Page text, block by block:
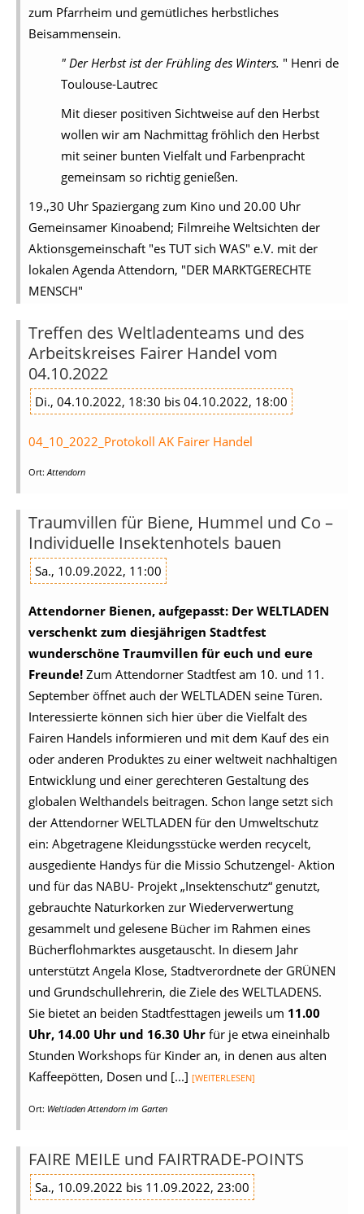
zum Pfarrheim und gemütliches herbstliches
Beisammensein.
" Der Herbst ist der Frühling des Winters. " Henri de
Toulouse-Lautrec
Mit dieser positiven Sichtweise auf den Herbst
wollen wir am Nachmittag fröhlich den Herbst
mit seiner bunten Vielfalt und Farbenpracht
gemeinsam so richtig genießen.
19.,30 Uhr Spaziergang zum Kino und 20.00 Uhr
Gemeinsamer Kinoabend; Filmreihe Weltsichten der
Aktionsgemeinschaft "es TUT sich WAS" e.V. mit der
lokalen Agenda Attendorn, "DER MARKTGERECHTE
MENSCH"
Treffen des Weltladenteams und des
Arbeitskreises Fairer Handel vom
04.10.2022
Di., 04.10.2022, 18:30 bis 04.10.2022, 18:00
04_10_2022_Protokoll AK Fairer Handel
Ort:Attendorn
Traumvillen für Biene, Hummel und Co –
Individuelle Insektenhotels bauen
Sa., 10.09.2022, 11:00
Attendorner Bienen, aufgepasst: Der WELTLADEN
verschenkt zum diesjährigen Stadtfest
wunderschöne Traumvillen für euch und eure
Freunde! Zum Attendorner Stadtfest am 10. und 11.
September öffnet auch der WELTLADEN seine Türen.
Interessierte können sich hier über die Vielfalt des
Fairen Handels informieren und mit dem Kauf des ein
oder anderen Produktes zu einer weltweit nachhaltigen
Entwicklung und einer gerechteren Gestaltung des
globalen Welthandels beitragen. Schon lange setzt sich
der Attendorner WELTLADEN für den Umweltschutz
ein: Abgetragene Kleidungsstücke werden recycelt,
ausgediente Handys für die Missio Schutzengel- Aktion
und für das NABU- Projekt „Insektenschutz“ genutzt,
gebrauchte Naturkorken zur Wiederverwertung
gesammelt und gelesene Bücher im Rahmen eines
Bücherflohmarktes ausgetauscht. In diesem Jahr
unterstützt Angela Klose, Stadtverordnete der GRÜNEN
und Grundschullehrerin, die Ziele des WELTLADENS.
Sie bietet an beiden Stadtfesttagen jeweils um 11.00
Uhr, 14.00 Uhr und 16.30 Uhr für je etwa eineinhalb
Stunden Workshops für Kinder an, in denen aus alten
Kaffeepötten, Dosen und [...] [WEITERLESEN]
Ort: Weltladen Attendorn im Garten
FAIRE MEILE und FAIRTRADE-POINTS
Sa., 10.09.2022 bis 11.09.2022, 23:00